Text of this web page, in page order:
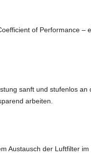
of Performance –
sanft und stufenlos
arbeiten.
Austausch der Luftfilter